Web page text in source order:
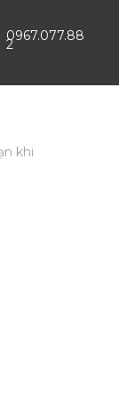
0967.077.88
2
khi